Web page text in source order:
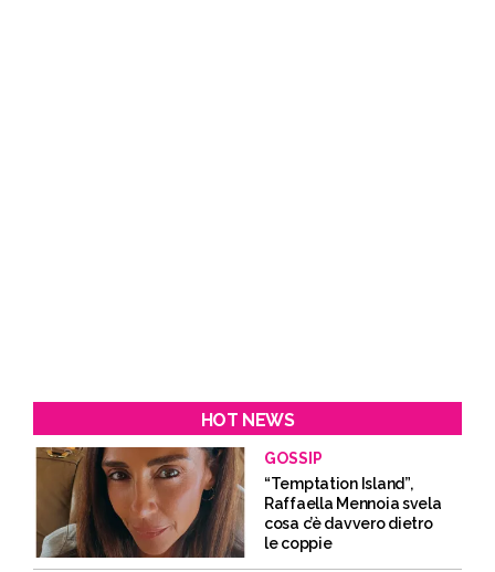
HOT NEWS
GOSSIP
“Temptation Island”,
Raffaella Mennoia svela
cosa c’è davvero dietro
le coppie